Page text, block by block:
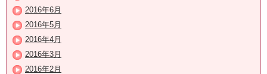
2016年6月
2016年5月
2016年4月
2016年3月
2016年2月